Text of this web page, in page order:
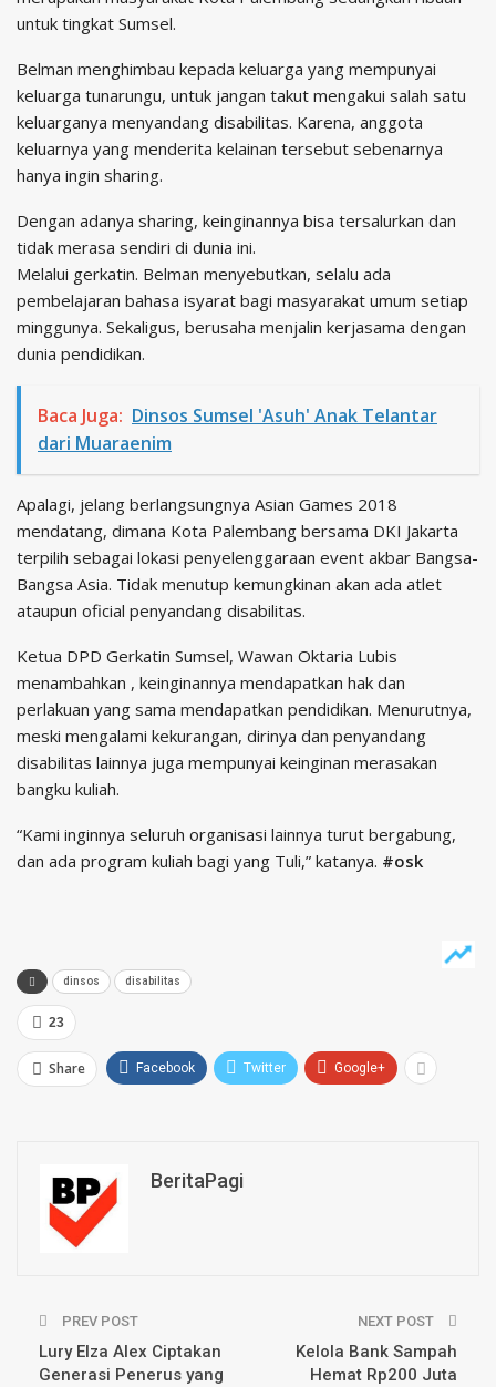
untuk tingkat Sumsel.
Belman menghimbau kepada keluarga yang mempunyai
keluarga tunarungu, untuk jangan takut mengakui salah satu
keluarganya menyandang disabilitas. Karena, anggota
keluarnya yang menderita kelainan tersebut sebenarnya
hanya ingin sharing.
Dengan adanya sharing, keinginannya bisa tersalurkan dan
tidak merasa sendiri di dunia ini.
Melalui gerkatin. Belman menyebutkan, selalu ada
pembelajaran bahasa isyarat bagi masyarakat umum setiap
minggunya. Sekaligus, berusaha menjalin kerjasama dengan
dunia pendidikan.
Baca Juga: Dinsos Sumsel 'Asuh' Anak Telantar
dari Muaraenim
Apalagi, jelang berlangsungnya Asian Games 2018
mendatang, dimana Kota Palembang bersama DKI Jakarta
terpilih sebagai lokasi penyelenggaraan event akbar Bangsa-
Bangsa Asia. Tidak menutup kemungkinan akan ada atlet
ataupun oficial penyandang disabilitas.
Ketua DPD Gerkatin Sumsel, Wawan Oktaria Lubis
menambahkan , keinginannya mendapatkan hak dan
perlakuan yang sama mendapatkan pendidikan. Menurutnya,
meski mengalami kekurangan, dirinya dan penyandang
disabilitas lainnya juga mempunyai keinginan merasakan
bangku kuliah.
“Kami inginnya seluruh organisasi lainnya turut bergabung,
dan ada program kuliah bagi yang Tuli,” katanya. #osk
dinsos disabilitas
23
Share Facebook Twitter Google+
BeritaPagi
PREV POST
Lury Elza Alex Ciptakan
Generasi Penerus yang
NEXT POST
Kelola Bank Sampah
Hemat Rp200 Juta